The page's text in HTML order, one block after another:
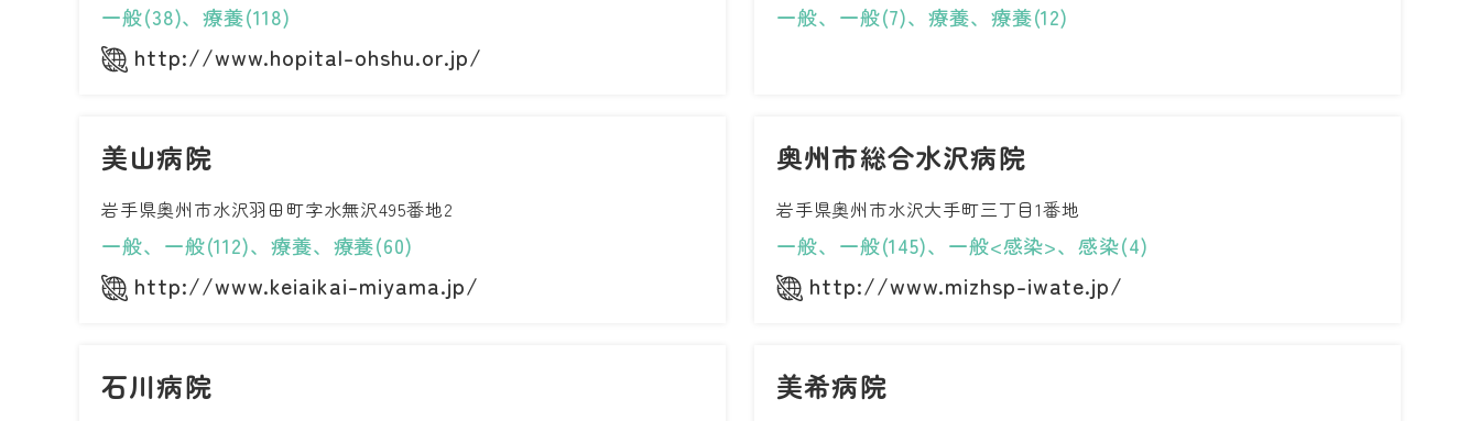
一般(38)、療養(118)
http://www.hopital-ohshu.or.jp/
一般、一般(7)、療養、療養(12)
美山病院
岩手県奥州市水沢羽田町字水無沢495番地2
一般、一般(112)、療養、療養(60)
http://www.keiaikai-miyama.jp/
奥州市総合水沢病院
岩手県奥州市水沢大手町三丁目1番地
一般、一般(145)、一般<感染>、感染(4)
http://www.mizhsp-iwate.jp/
石川病院 美希病院